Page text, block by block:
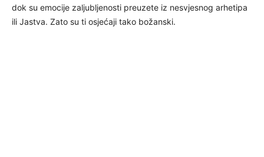
dok su emocije zaljubljenosti preuzete iz nesvjesnog arhetipa
ili Jastva. Zato su ti osjećaji tako božanski.